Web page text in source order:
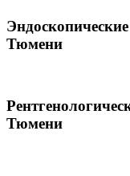
Тюмени
Тюмени